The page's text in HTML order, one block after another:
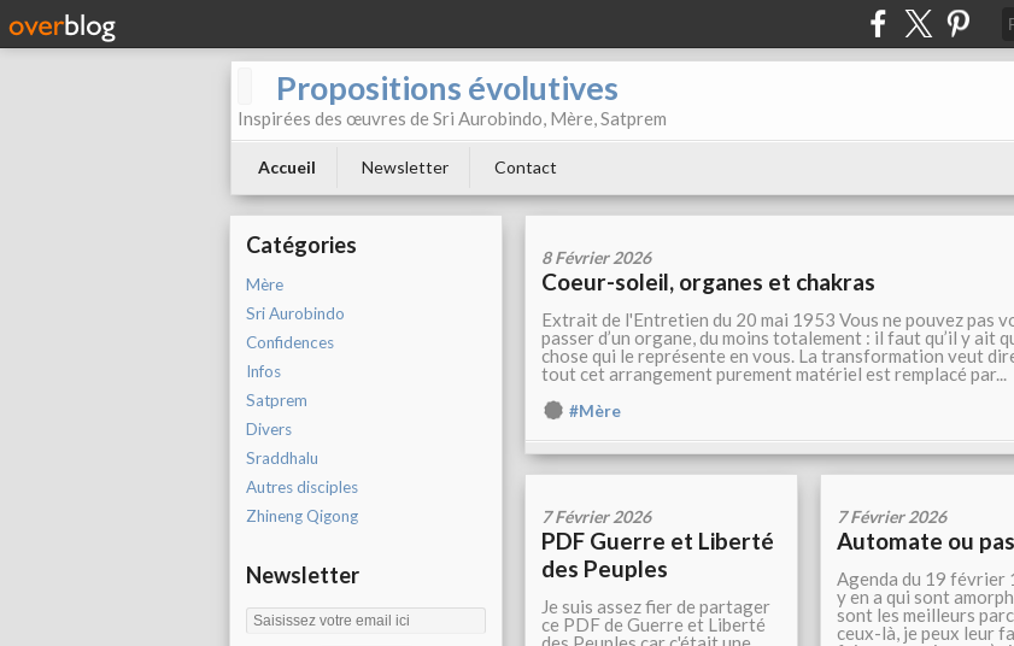
Propositions évolutives
Inspirées des œuvres de Sri Aurobindo, Mère, Satprem
Accueil Newsletter Contact
Catégories
Mère
Sri Aurobindo
Confidences
Infos
Satprem
Divers
Sraddhalu
Autres disciples
Zhineng Qigong
Newsletter
8 Février 2026
Coeur-soleil, organes et chakras
Extrait de l'Entretien du 20 mai 1953 Vous ne pouvez pas
passer d’un organe, du moins totalement : il faut qu’il y ait
chose qui le représente en vous. La transformation veut
tout cet arrangement purement matériel est remplacé par...
#Mère
7 Février 2026
PDF Guerre et Liberté
des Peuples
Je suis assez fier de partager
ce PDF de Guerre et Liberté
7 Février 2026
Automate ou
Agenda du 19 février
y en a qui sont
sont les meilleurs
ceux-là, je peux leur